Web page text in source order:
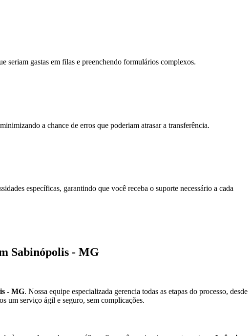
seriam gastas em filas e preenchendo formulários complexos.
a chance de erros que poderiam atrasar a transferência.
específicas, garantindo que você receba o suporte necessário a cada
Sabinópolis - MG
- MG. Nossa equipe especializada gerencia todas as etapas do processo, desde
um serviço ágil e seguro, sem complicações.